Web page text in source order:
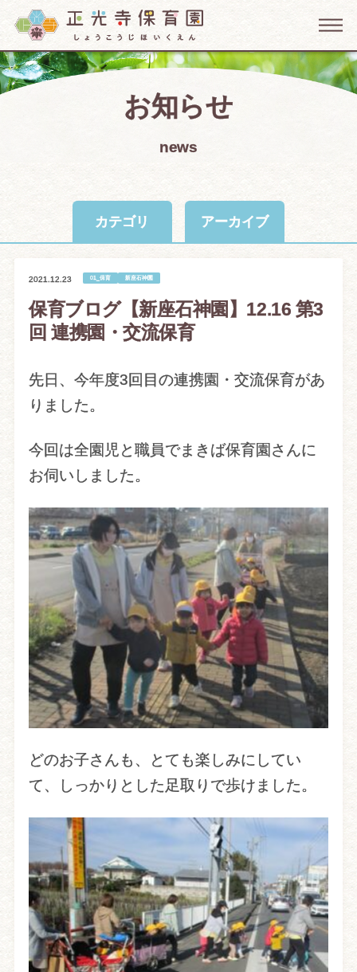
お知らせ
news
カテゴリ アーカイブ
2021.12.23 01_保育 新座石神園
保育ブログ【新座石神園】12.16 第3
回 連携園・交流保育
先日、今年度3回目の連携園・交流保育があ
りました。
今回は全園児と職員でまきば保育園さんに
お伺いしました。
どのお子さんも、とても楽しみにしてい
て、しっかりとした足取りで歩けました。